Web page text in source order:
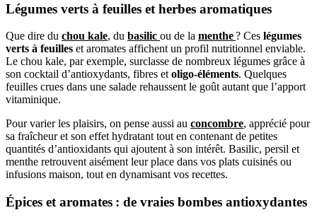
Légumes verts à feuilles et herbes aromatiques
Que dire du chou kale, du basilic ou de la menthe? Ces légumes
verts à feuilles et aromates affichent un profil nutritionnel enviable.
Le chou kale, par exemple, surclasse de nombreux légumes grâce à
son cocktail d’antioxydants, fibres et oligo-éléments. Quelques
feuilles crues dans une salade rehaussent le goût autant que l’apport
vitaminique.
Pour varier les plaisirs, on pense aussi au concombre, apprécié pour
sa fraîcheur et son effet hydratant tout en contenant de petites
quantités d’antioxidants qui ajoutent à son intérêt. Basilic, persil et
menthe retrouvent aisément leur place dans vos plats cuisinés ou
infusions maison, tout en dynamisant vos recettes.
Épices et aromates : de vraies bombes antioxydantes